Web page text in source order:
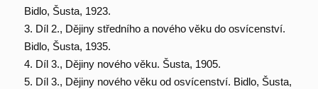
Bidlo, Šusta, 1923.
3. Díl 2., Dějiny středního a nového věku do osvícenství.
Bidlo, Šusta, 1935.
4. Díl 3., Dějiny nového věku. Šusta, 1905.
5. Díl 3., Dějiny nového věku od osvícenství. Bidlo, Šusta,